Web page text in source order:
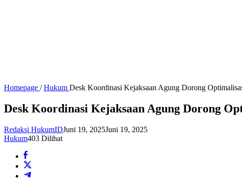
Homepage / Hukum Desk Koordinasi Kejaksaan Agung Dorong
Desk Koordinasi Kejaksaan Agung Dorong
Redaksi HukumIDJuni 19, 2025Juni 19, 2025
Hukum403 Dilihat